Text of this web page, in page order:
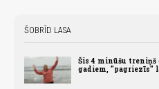
ŠOBRĪD LASA
Šis 4 minūšu
gadiem, "pagriezīs"